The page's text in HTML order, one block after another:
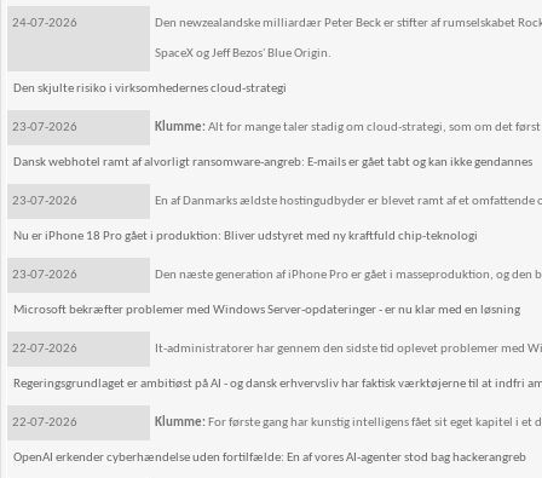
24-07-2026 Den newzealandske milliardær Peter Beck er stifter af rumselskabet
SpaceX og Jeff Bezos' Blue Origin.
Den skjulte risiko i virksomhedernes cloud-strategi
23-07-2026 Klumme:Alt for mange taler stadig om cloud-strategi, som om det
Dansk webhotel ramt af alvorligt ransomware-angreb: E-mails er gået tabt og kan ikke gendannes
23-07-2026 En af Danmarks ældste hostingudbyder er blevet ramt af et omfattende
Nu er iPhone 18 Pro gået i produktion: Bliver udstyret med ny kraftfuld chip-teknologi
23-07-2026 Den næste generation af iPhone Pro er gået i masseproduktion, og
Microsoft bekræfter problemer med Windows Server-opdateringer - er nu klar med en løsning
22-07-2026 It-administratorer har gennem den sidste tid oplevet problemer med
Regeringsgrundlaget er ambitiøst på AI - og dansk erhvervsliv har faktisk værktøjerne til at indfri
22-07-2026 Klumme: For første gang har kunstig intelligens fået sit eget kapitel i et
OpenAI erkender cyberhændelse uden fortilfælde: En af vores AI-agenter stod bag hackerangreb